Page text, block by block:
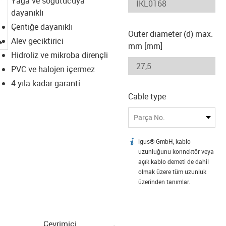
igus-icon-lupe
dayanıklı
Çentiğe dayanıklı
Alev geciktirici
Hidroliz ve mikroba dirençli
PVC ve halojen içermez
4 yıla kadar garanti
Outer diameter (d) max.
mm [mm]
Cable type
Parça No.
igus-icon-info
igus® GmbH, kablo
uzunluğunu konnektör veya
açık kablo demeti de dahil
olmak üzere tüm uzunluk
üzerinden tanımlar.
Çevrimiçi